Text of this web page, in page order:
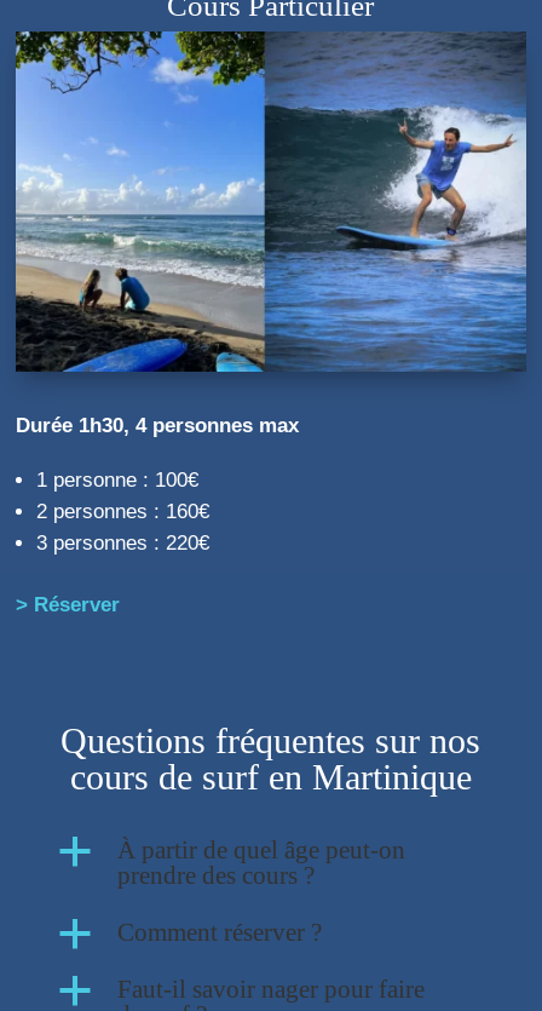
Durée 1h30, 4 personnes max
1 personne : 100€
2 personnes : 160€
3 personnes : 220€
> Réserver
Questions fréquentes sur nos
cours de surf en Martinique
a
À partir de quel âge peut-on
prendre des cours ?
a Comment réserver ?
a
Faut-il savoir nager pour faire